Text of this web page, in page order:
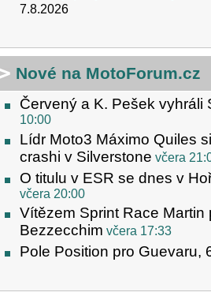
7.8.2026
Nové na MotoForum.cz
Červený a K. Pešek vyhráli
10:00
Lídr Moto3 Máximo Quiles
crashi v Silverstone včera
O titulu v ESR se dnes v
včera 20:00
Vítězem Sprint Race Martin
Bezzecchim včera 17:33
Pole Position pro Guevaru,